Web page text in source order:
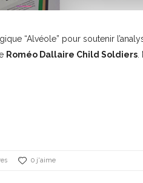
“Alvéole” pour soutenir
Roméo Dallaire Child Soldiers.
0 j'aime